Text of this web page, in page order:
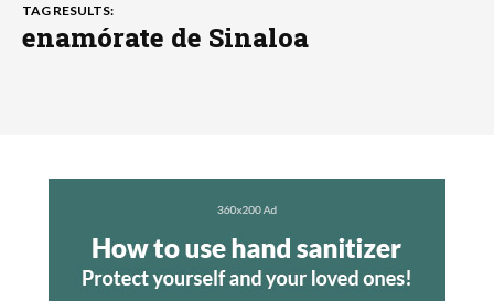
TAG RESULTS:
enamórate de Sinaloa